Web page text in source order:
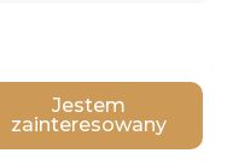
Jestem
zainteresowany